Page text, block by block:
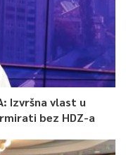
Izvršna vlast u
bez HDZ-a